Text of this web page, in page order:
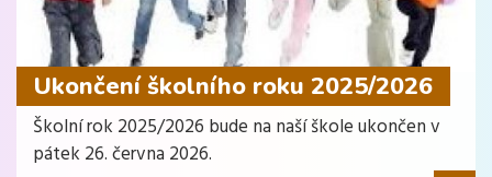
Ukončení školního roku 2025/2026
Školní rok 2025/2026 bude na naší škole ukončen v
pátek 26. června 2026.